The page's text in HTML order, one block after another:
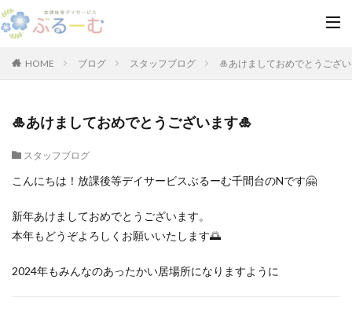
HOME ブログ スタッフブログ 🎍あけましておめでとうござ
🎍あけましておめでとうございます🎍
スタッフブログ
こんにちは！放課後等デイサービスぶるーむ千間台のNです🤗
新年あけましておめでとうございます。
本年もどうぞよろしくお願いいたします🌅
2024年もみんなのあったかい居場所になりますように